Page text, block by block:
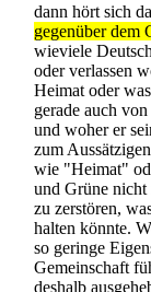
dann hört sich
gegenüber dem
wieviele
oder verlassen
Heimat oder
gerade auch
und woher er
zum
wie "Heimat"
und Grüne nicht
zu zerstören,
halten könnte.
so geringe
Gemeinschaft
deshalb